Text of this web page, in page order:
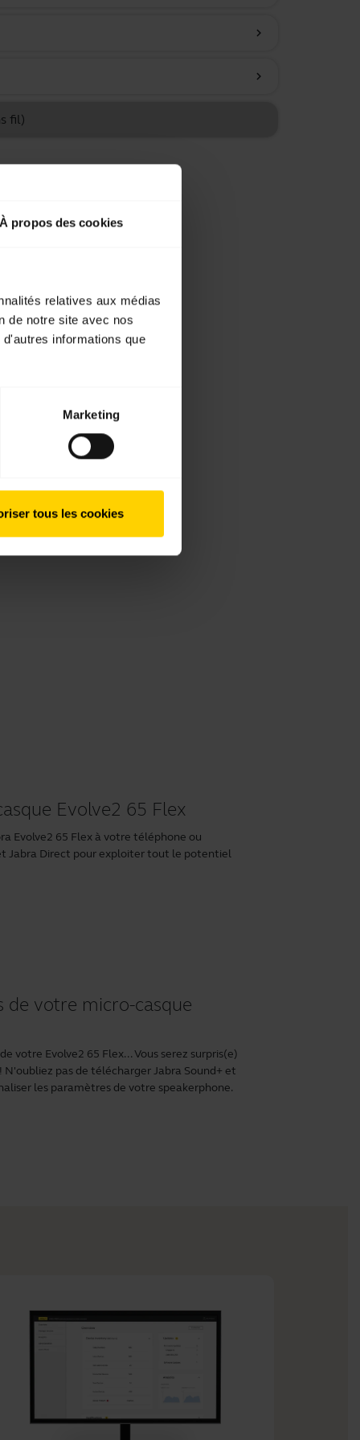
À propos des cookies
relatives aux médias
de notre site avec nos
informations que
Marketing
tous les cookies
chevron_right
chevron_right
fil)
Evolve2 65 Flex
Evolve2 65 Flex à votre téléphone ou
Jabra Direct pour exploiter tout le potentiel
votre micro-casque
votre Evolve2 65 Flex... Vous serez surpris(e)
N'oubliez pas de téléchargerJabra Sound+ et
les paramètres de votre speakerphone.